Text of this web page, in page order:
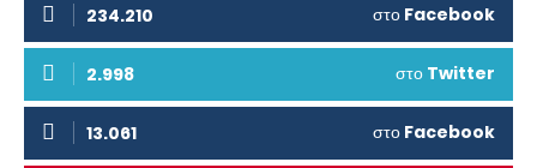
234.210 στο Facebook
2.998 στο Twitter
13.061 στο Facebook